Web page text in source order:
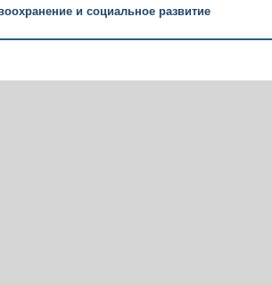
и социальное развитие